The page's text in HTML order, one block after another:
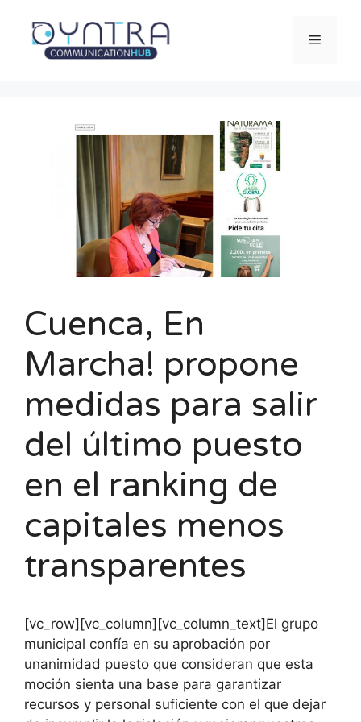
contenido
Menú
Cuenca, En
Marcha! propone
medidas para salir
del último puesto
en el ranking de
capitales menos
transparentes
[vc_row][vc_column][vc_column_text]El grupo
municipal confía en su aprobación por
unanimidad puesto que consideran que esta
moción sienta una base para garantizar
recursos y personal suficiente con el que dejar